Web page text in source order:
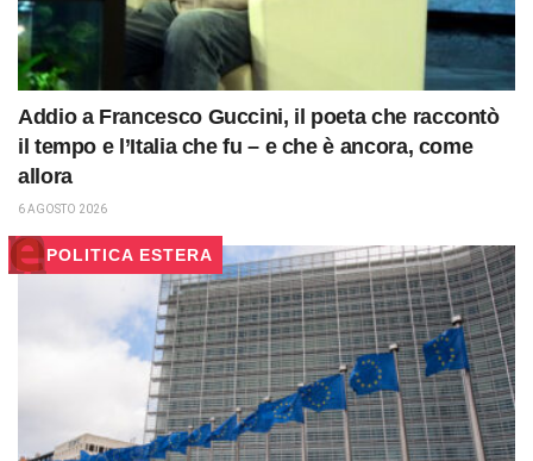
Addio a Francesco Guccini, il poeta che raccontò
il tempo e l’Italia che fu – e che è ancora, come
allora
6 AGOSTO 2026
POLITICA ESTERA